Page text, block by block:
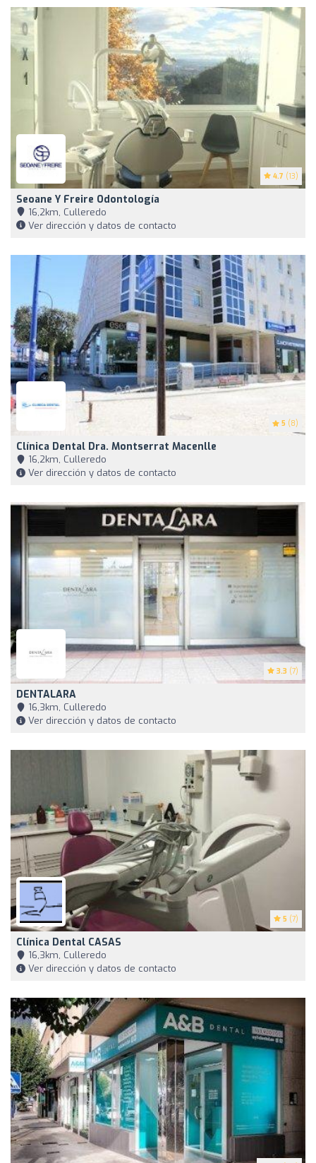
4.7 (13)
Seoane Y Freire Odontología
16,2km, Culleredo
Ver dirección y datos de contacto
5 (8)
Clínica Dental Dra. Montserrat Macenlle
16,2km, Culleredo
Ver dirección y datos de contacto
3.3 (7)
DENTALARA
16,3km, Culleredo
Ver dirección y datos de contacto
5 (7)
Clínica Dental CASAS
16,3km, Culleredo
Ver dirección y datos de contacto